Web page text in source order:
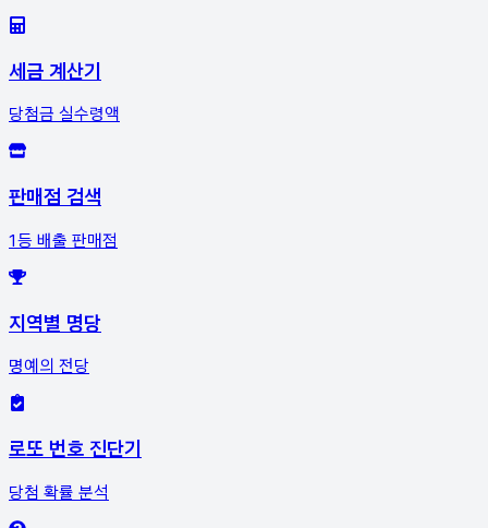
세금 계산기
당첨금 실수령액
판매점 검색
1등 배출 판매점
지역별 명당
명예의 전당
로또 번호 진단기
당첨 확률 분석